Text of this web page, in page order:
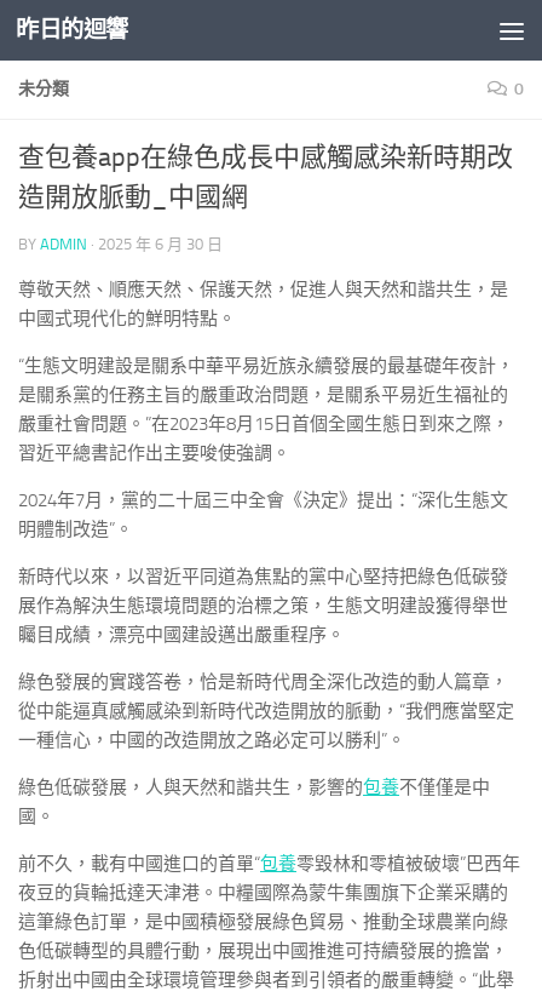
Skip to content
昨日的迴響
未分類 0
查包養app在綠色成長中感觸感染新時期改
造開放脈動_中國網
BY ADMIN · 2025 年 6 月 30 日
尊敬天然、順應天然、保護天然，促進人與天然和諧共生，是
中國式現代化的鮮明特點。
“生態文明建設是關系中華平易近族永續發展的最基礎年夜計，
是關系黨的任務主旨的嚴重政治問題，是關系平易近生福祉的
嚴重社會問題。”在2023年8月15日首個全國生態日到來之際，
習近平總書記作出主要唆使強調。
2024年7月，黨的二十屆三中全會《決定》提出：“深化生態文
明體制改造”。
新時代以來，以習近平同道為焦點的黨中心堅持把綠色低碳發
展作為解決生態環境問題的治標之策，生態文明建設獲得舉世
矚目成績，漂亮中國建設邁出嚴重程序。
綠色發展的實踐答卷，恰是新時代周全深化改造的動人篇章，
從中能逼真感觸感染到新時代改造開放的脈動，“我們應當堅定
一種信心，中國的改造開放之路必定可以勝利”。
綠色低碳發展，人與天然和諧共生，影響的包養不僅僅是中
國。
前不久，載有中國進口的首單“包養零毀林和零植被破壞”巴西年
夜豆的貨輪抵達天津港。中糧國際為蒙牛集團旗下企業采購的
這筆綠色訂單，是中國積極發展綠色貿易、推動全球農業向綠
色低碳轉型的具體行動，展現出中國推進可持續發展的擔當，
折射出中國由全球環境管理參與者到引領者的嚴重轉變。“此舉